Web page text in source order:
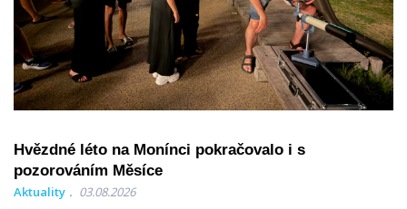
Hvězdné léto na Monínci pokračovalo i s
pozorováním Měsíce
Aktuality 03.08.2026